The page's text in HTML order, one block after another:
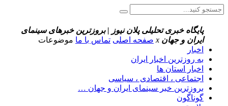
پایگاه خبری تحلیلی پلان نیوز | بروزترین خبرهای سینمای
ایران و جهان x صفحه اصلی تماس با ما موضوعات
اخبار
به روزترین اخبار ایران
اخبار استان ها
اجتماعی ، اقتصادی ، سیاسی
بروزترین خبر سینمای ایران و جهان …
گوناگون